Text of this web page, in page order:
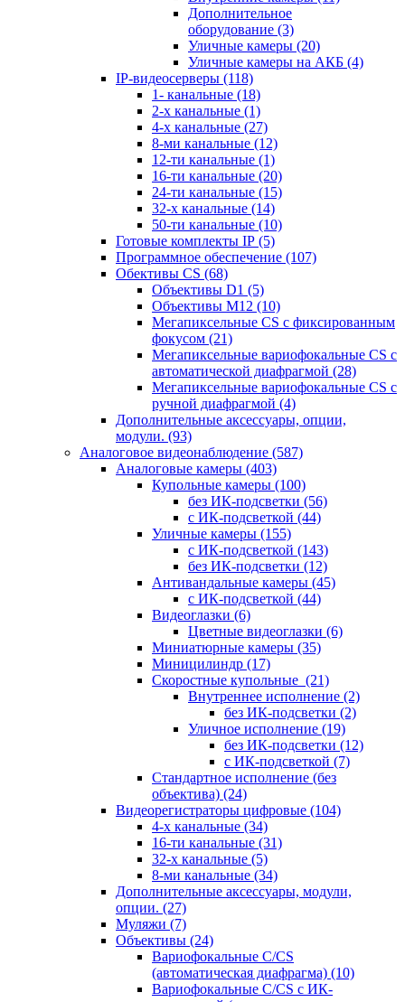
Дополнительное
оборудование (3)
Уличные камеры (20)
Уличные камеры на АКБ (4)
IP-видеосерверы (118)
1- канальные (18)
2-х канальные (1)
4-х канальные (27)
8-ми канальные (12)
12-ти канальные (1)
16-ти канальные (20)
24-ти канальные (15)
32-х канальные (14)
50-ти канальные (10)
Готовые комплекты IP (5)
Программное обеспечение (107)
Обективы CS (68)
Объективы D1 (5)
Объективы M12 (10)
Мегапиксельные CS c фиксированным
фокусом (21)
Мегапиксельные вариофокальные CS c
автоматической диафрагмой (28)
Мегапиксельные вариофокальные CS c
ручной диафрагмой (4)
Дополнительные аксессуары, опции,
модули. (93)
Аналоговое видеонаблюдение (587)
Аналоговые камеры (403)
Купольные камеры (100)
без ИК-подсветки (56)
с ИК-подсветкой (44)
Уличные камеры (155)
с ИК-подсветкой (143)
без ИК-подсветки (12)
Антивандальные камеры (45)
с ИК-подсветкой (44)
Видеоглазки (6)
Цветные видеоглазки (6)
Миниатюрные камеры (35)
Миницилиндр (17)
Скоростные купольные (21)
Внутреннее исполнение (2)
без ИК-подсветки (2)
Уличное исполнение (19)
без ИК-подсветки (12)
с ИК-подсветкой (7)
Стандартное исполнение (без
объектива) (24)
Видеорегистраторы цифровые (104)
4-х канальные (34)
16-ти канальные (31)
32-х канальные (5)
8-ми канальные (34)
Дополнительные аксессуары, модули,
опции. (27)
Муляжи (7)
Объективы (24)
Вариофокальные C/CS
(автоматическая диафрагма) (10)
Вариофокальные C/CS с ИК-